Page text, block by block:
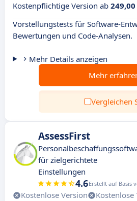
Kostenpflichtige Version ab
Vorstellungstests für Software-
Bewertungen und Code-Analysen.
Mehr Details anzeigen
Mehr
Vergleichen
AssessFirst
für zielgerichtete
Einstellungen
4.6Erstellt auf Basis
Kostenlose Version
Kostenlose